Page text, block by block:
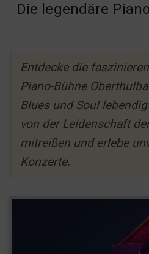
Die legendäre
Entdecke die
Piano-Bühne
Blues und Soul
von der Leidenschaft
mitreißen und erlebe
Konzerte.